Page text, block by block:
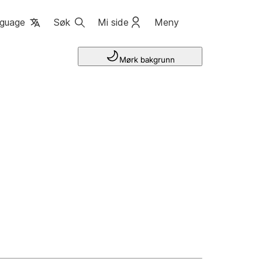
Søk Mi side Meny
Mørk bakgrunn